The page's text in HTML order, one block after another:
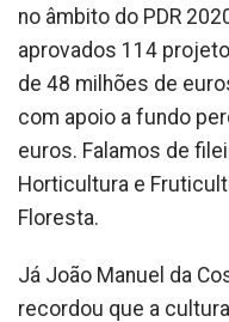
no âmbito do PDR
aprovados 114
de 48 milhões de
com apoio a fundo
euros. Falamos de
Horticultura e
Floresta.
Já João Manuel da
recordou que a